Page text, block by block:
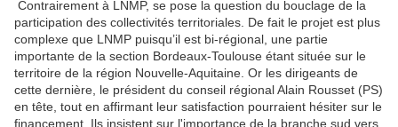
Contrairement à LNMP, se pose la question du bouclage de la
participation des collectivités territoriales. De fait le projet est plus
complexe que LNMP puisqu’il est bi-régional, une partie
importante de la section Bordeaux-Toulouse étant située sur le
territoire de la région Nouvelle-Aquitaine. Or les dirigeants de
cette dernière, le président du conseil régional Alain Rousset (PS)
en tête, tout en affirmant leur satisfaction pourraient hésiter sur le
financement. Ils insistent sur l'importance de la branche sud vers